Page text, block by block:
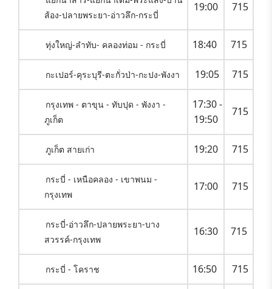
ส้อง-ปลายพระยา-อ่าวลึก-กระบี่
19:00 715
ทุ่งใหญ่-ลำทับ- คลองท่อม - กระบี่ 18:40 715
กะเปอร์-คุระบุรี-ตะกั่วป่า-กะปง-พังงา 19:05 715
กรุงเทพ - ตาขุน - ทับปุด - พังงา -
ภูเก็ต
17:30 -
19:50
715
ภูเก็ต สายเก่า 19:20 715
กระบี่ - เหนือคลอง - เขาพนม -
กรุงเทพ
17:00 715
กระบี่-อ่าวลึก-ปลายพระยา-บาง
สวรรค์-กรุงเทพ
16:30 715
กระบี่ - โคราช 16:50 715